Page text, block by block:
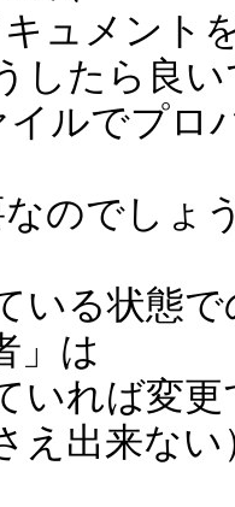
ュメント
したら良
ルでプロ
のでしょ
いる状態
」は
いれば変
え出来ない